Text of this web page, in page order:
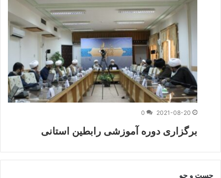
2021-08-20
0
برگزاری دوره آموزشی رابطین استانی
جست و جو